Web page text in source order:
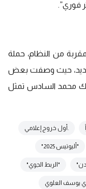
فوري”.
من النظام، حملة
حيث وصفت بعض
محمد السادس تمثل
.أول خروج إعلامي
"أليوتيس 2025"
"الربط الجوي"
يوسف العلوي